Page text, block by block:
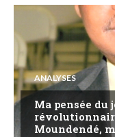
ANALYSES
Ma pensée du
Moundendé,